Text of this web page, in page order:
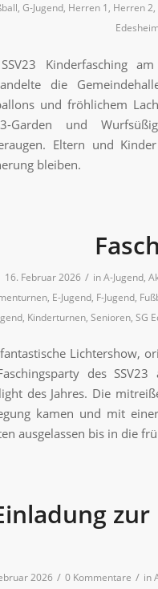
, G-Jugend, Herren 1 , Herren 2,
Edesheim
Kinderfasching
die
und fröhlichem
Garden und
Eltern und
bleiben.
16. Februar 2026 / inA-Jugend,
, E-Jugend, F-Jugend,
, Kinderturnen, Senioren, SG
Lichtershow,
des
des Jahres. Die
kamen und mit
ausgelassen bis in die
2026 / 0 Kommentare / in